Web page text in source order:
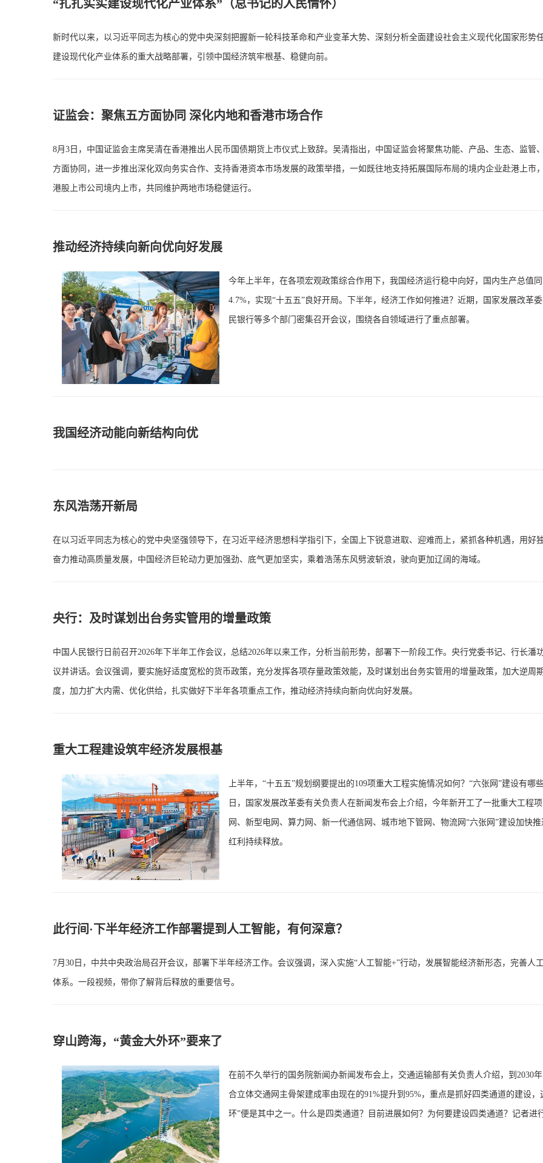
“扎扎实实建设现代化产业体系”（总书记的人民情怀）
新时代以来，以习近平同志为核心的党中央深刻把握新一轮科技革命和产业变革大势、深刻分析全面建设社会主义现代化国家形势
建设现代化产业体系的重大战略部署，引领中国经济筑牢根基、稳健向前。
证监会：聚焦五方面协同 深化内地和香港市场合作
8月3日，中国证监会主席吴清在香港推出人民币国债期货上市仪式上致辞。吴清指出，中国证监会将聚焦功能、产品、生态、监管
方面协同，进一步推出深化双向务实合作、支持香港资本市场发展的政策举措，一如既往地支持拓展国际布局的境内企业赴港上市
港股上市公司境内上市，共同维护两地市场稳健运行。
推动经济持续向新向优向好发展
今年上半年，在各项宏观政策综合作用下，我国经济运行稳中向好，国内生产总值
4.7%，实现“十五五”良好开局。下半年，经济工作如何推进？近期，国家发展改革
民银行等多个部门密集召开会议，围绕各自领域进行了重点部署。
我国经济动能向新结构向优
东风浩荡开新局
在以习近平同志为核心的党中央坚强领导下，在习近平经济思想科学指引下，全国上下锐意进取、迎难而上，紧抓各种机遇，用好独
奋力推动高质量发展，中国经济巨轮动力更加强劲、底气更加坚实，乘着浩荡东风劈波斩浪，驶向更加辽阔的海域。
央行：及时谋划出台务实管用的增量政策
中国人民银行日前召开2026年下半年工作会议，总结2026年以来工作，分析当前形势，部署下一阶段工作。央行党委书记、行长潘
议并讲话。会议强调，要实施好适度宽松的货币政策，充分发挥各项存量政策效能，及时谋划出台务实管用的增量政策，加大逆周
度，加力扩大内需、优化供给，扎实做好下半年各项重点工作，推动经济持续向新向优向好发展。
重大工程建设筑牢经济发展根基
上半年，“十五五”规划纲要提出的109项重大工程实施情况如何？“六张网”建设有哪
日，国家发展改革委有关负责人在新闻发布会上介绍，今年新开工了一批重大工程
网、新型电网、算力网、新一代通信网、城市地下管网、物流网“六张网”建设加快
红利持续释放。
此行间·下半年经济工作部署提到人工智能，有何深意？
7月30日，中共中央政治局召开会议，部署下半年经济工作。会议强调，深入实施“人工智能+”行动，发展智能经济新形态，完善人
体系。一段视频，带你了解背后释放的重要信号。
穿山跨海，“黄金大外环”要来了
在前不久举行的国务院新闻办新闻发布会上，交通运输部有关负责人介绍，到2030
合立体交通网主骨架建成率由现在的91%提升到95%，重点是抓好四类通道的建设，
环”便是其中之一。什么是四类通道？目前进展如何？为何要建设四类通道？记者进